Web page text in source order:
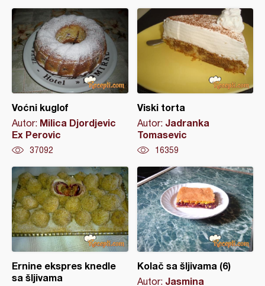
Voćni kuglof
Autor: Milica Djordjevic
Ex Perovic
37092
Viski torta
Autor: Jadranka
Tomasevic
16359
Ernine ekspres knedle
sa šljivama
Kolač sa šljivama (6)
Autor: Jasmina